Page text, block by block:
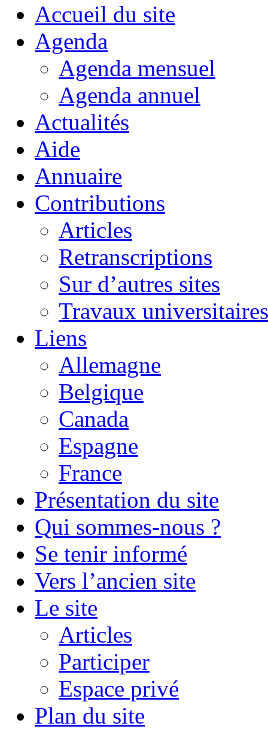
Accueil du site
Agenda
Agenda mensuel
Agenda annuel
Actualités
Aide
Annuaire
Contributions
Articles
Retranscriptions
Sur d’autres sites
Travaux universitaires
Liens
Allemagne
Belgique
Canada
Espagne
France
Présentation du site
Qui sommes-nous ?
Se tenir informé
Vers l’ancien site
Le site
Articles
Participer
Espace privé
Plan du site